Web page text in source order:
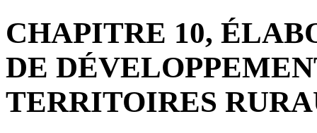
CHAPITRE 10,
DE
TERRITOIRES